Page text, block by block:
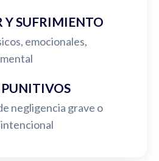
Y SUFRIMIENTO
emocionales,
negligencia grave o